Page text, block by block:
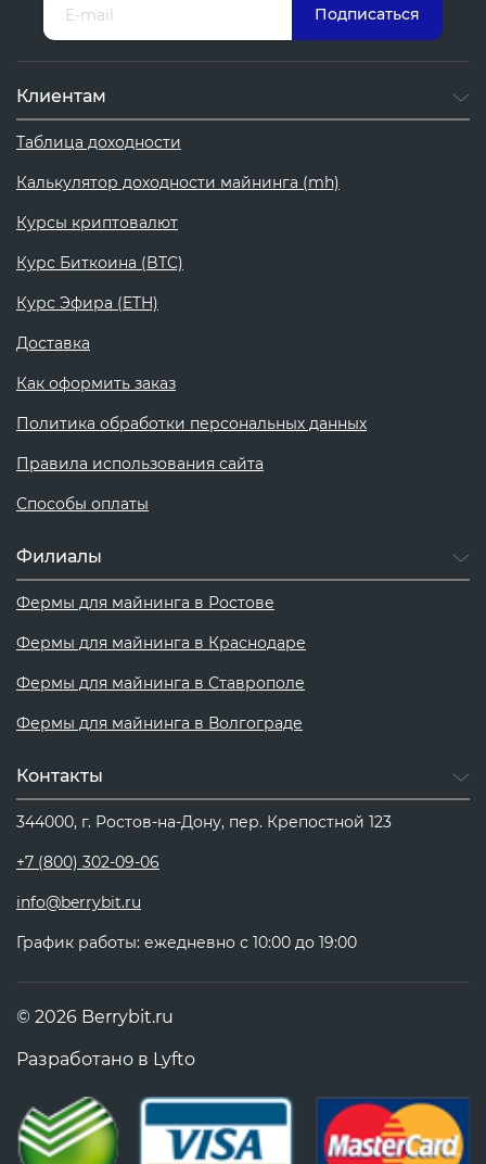
Клиентам
Таблица доходности
Калькулятор доходности майнинга (mh)
Курсы криптовалют
Курс Биткоина (BTC)
Курс Эфира (ETH)
Доставка
Как оформить заказ
Политика обработки персональных данных
Правила использования сайта
Способы оплаты
Филиалы
Фермы для майнинга в Ростове
Фермы для майнинга в Краснодаре
Фермы для майнинга в Ставрополе
Фермы для майнинга в Волгограде
Контакты
344000, г. Ростов-на-Дону, пер. Крепостной 123
+7 (800) 302-09-06
info@berrybit.ru
График работы: ежедневно с 10:00 до 19:00
© 2026 Berrybit.ru
Разработано в Lyfto